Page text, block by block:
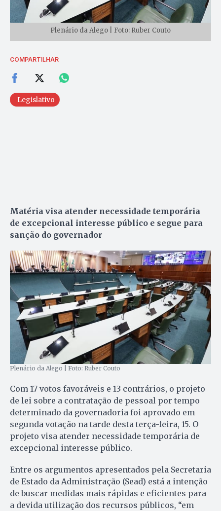
Plenário da Alego | Foto: Ruber Couto
COMPARTILHAR
Legislativo
Matéria visa atender necessidade temporária
de excepcional interesse público e segue para
sanção do governador
Plenário da Alego | Foto: Ruber Couto
Com 17 votos favoráveis e 13 contrários, o projeto
de lei sobre a contratação de pessoal por tempo
determinado da governadoria foi aprovado em
segunda votação na tarde desta terça-feira, 15. O
projeto visa atender necessidade temporária de
excepcional interesse público.
Entre os argumentos apresentados pela Secretaria
de Estado da Administração (Sead) está a intenção
de buscar medidas mais rápidas e eficientes para
a devida utilização dos recursos públicos, “em